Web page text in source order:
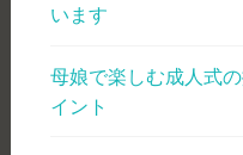
います
母娘で楽しむ成人式
イント